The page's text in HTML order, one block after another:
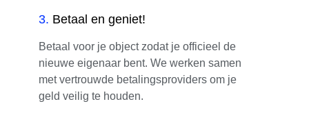
3. Betaal en geniet!
Betaal voor je object zodat je officieel de
nieuwe eigenaar bent. We werken samen
met vertrouwde betalingsproviders om je
geld veilig te houden.